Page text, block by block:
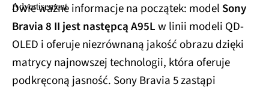
Dwie ważne informacje na początek: model Sony
Bravia 8 II jest następcą A95Lw linii modeli QD-
OLED i oferuje niezrównaną jakość obrazu dzięki
matrycy najnowszej technologii, która oferuje
podkręconą jasność. Sony Bravia 5 zastąpi